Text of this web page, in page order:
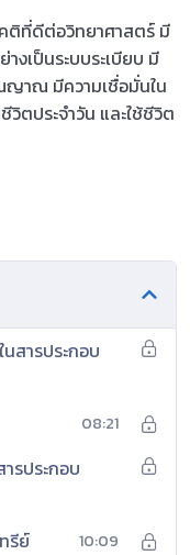
ติที่ดีต่อวิทยาศาสตร์ มี
งเป็นระบบระเบียบ มี
าณ มีความเชื่อมั่นใน
วิตประจำวัน และใช้ชีวิต
สารประกอบ
08:21
รประกอบ
รีย์
10:09